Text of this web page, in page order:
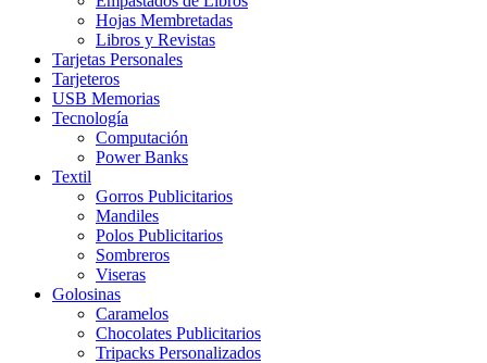
Hojas Membretadas
Libros y Revistas
Tarjetas Personales
Tarjeteros
USB Memorias
Tecnología
Computación
Power Banks
Textil
Gorros Publicitarios
Mandiles
Polos Publicitarios
Sombreros
Viseras
Golosinas
Caramelos
Chocolates Publicitarios
Tripacks Personalizados